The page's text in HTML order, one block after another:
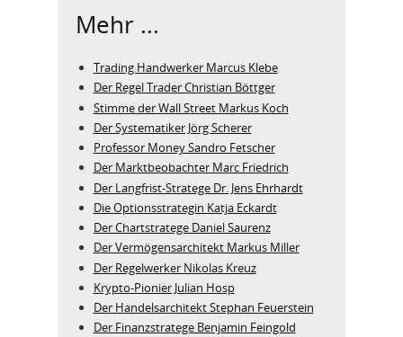
Mehr ...
Trading Handwerker Marcus Klebe
Der Regel Trader Christian Böttger
Stimme der Wall Street Markus Koch
Der Systematiker Jörg Scherer
Professor Money Sandro Fetscher
Der Marktbeobachter Marc Friedrich
Der Langfrist-Stratege Dr. Jens Ehrhardt
Die Optionsstrategin Katja Eckardt
Der Chartstratege Daniel Saurenz
Der Vermögensarchitekt Markus Miller
Der Regelwerker Nikolas Kreuz
Krypto-Pionier Julian Hosp
Der Handelsarchitekt Stephan Feuerstein
Der Finanzstratege Benjamin Feingold